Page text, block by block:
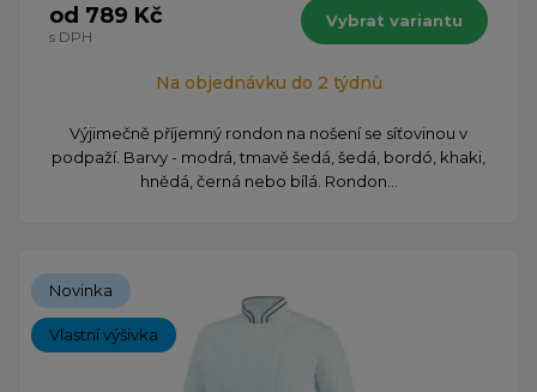
od 789 Kč
s DPH
Vybrat variantu
Na objednávku do 2 týdnů
Výjimečně příjemný rondon na nošení se síťovinou v
podpaží. Barvy - modrá, tmavě šedá, šedá, bordó, khaki,
hnědá, černá nebo bílá. Rondon...
Novinka
Vlastní výšivka